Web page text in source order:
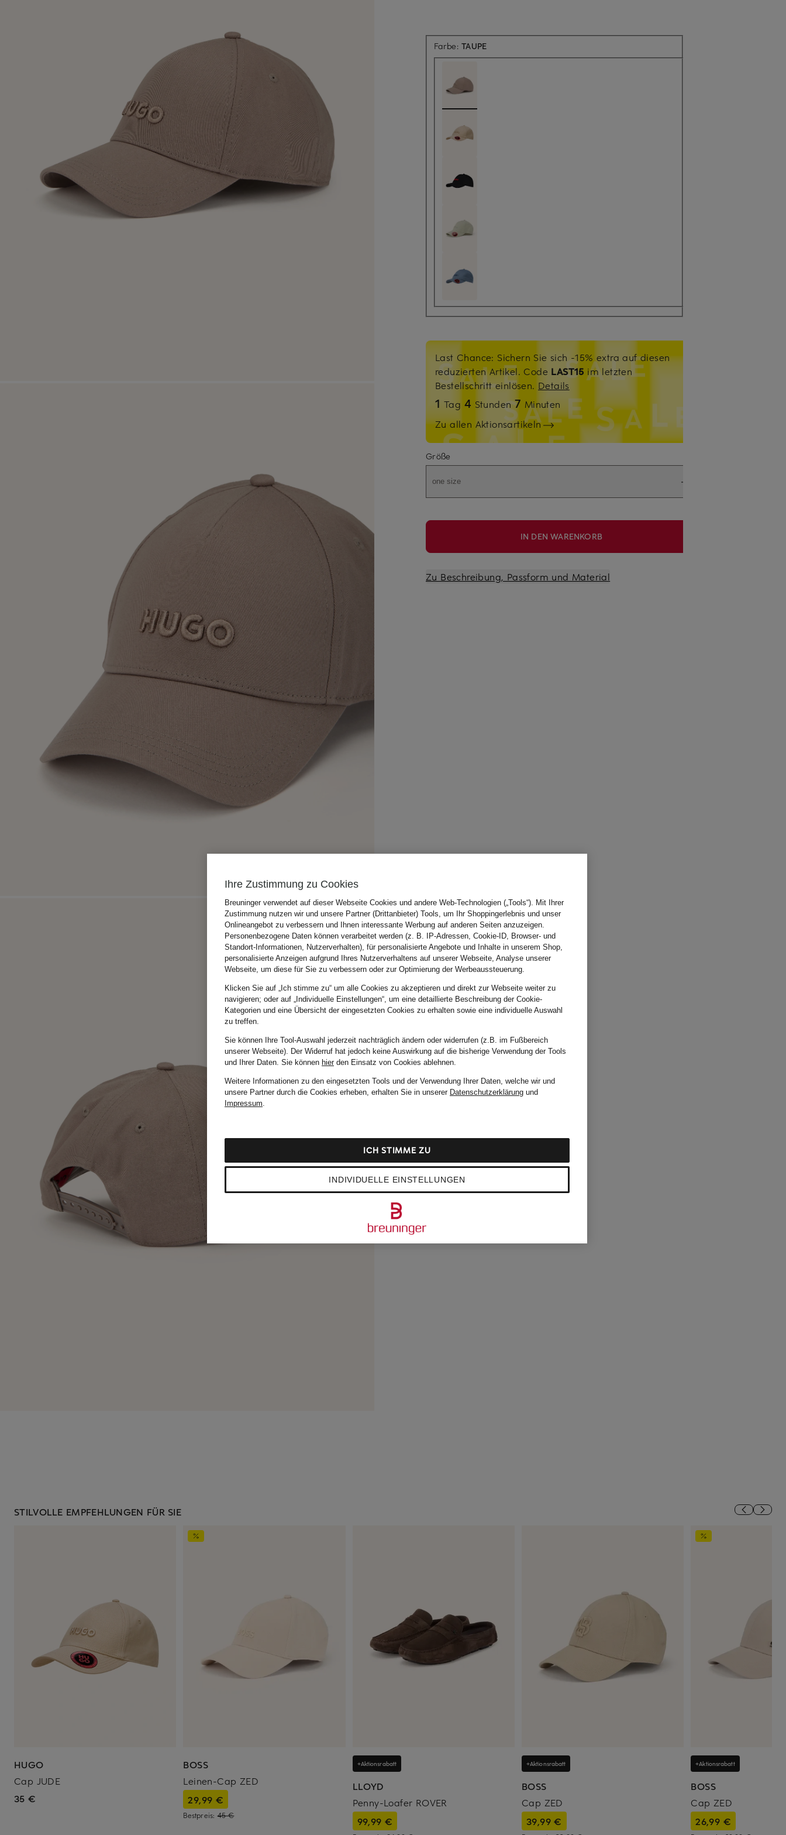
Farbe:TAUPE
Last Chance: Sichern Sie sich -15% extra auf diesen
reduzierten Artikel. Code LAST15 im letzten
Bestellschritt einlösen. Details
1 Tag 4 Stunden7 Minuten
Zu allen Aktionsartikeln
Größe
one size
IN DEN WARENKORB
Zu Beschreibung, Passform und Material
STILVOLLE EMPFEHLUNGEN FÜR SIE
HUGO
Cap JUDE
35 €
BOSS
Leinen-Cap ZED
29,99 €
Bestpreis:45 €
+Aktionsrabatt
LLOYD
Penny-Loafer ROVER
99,99 €
+Aktionsrabatt
BOSS
Cap ZED
39,99 €
+Aktionsrabatt
BOSS
Cap ZED
26,99 €
Ihre Zustimmung zu Cookies
Breuninger verwendet auf dieser Webseite Cookies und andere Web-Technologien („Tools“). Mit Ihrer
Zustimmung nutzen wir und unsere Partner (Drittanbieter) Tools, um Ihr Shoppingerlebnis und unser
Onlineangebot zu verbessern und Ihnen interessante Werbung auf anderen Seiten anzuzeigen.
Personenbezogene Daten können verarbeitet werden (z. B. IP-Adressen, Cookie-ID, Browser- und
Standort-Informationen, Nutzerverhalten), für personalisierte Angebote und Inhalte in unserem Shop,
personalisierte Anzeigen aufgrund Ihres Nutzerverhaltens auf unserer Webseite, Analyse unserer
Webseite, um diese für Sie zu verbessern oder zur Optimierung der Werbeaussteuerung.
Klicken Sie auf „Ich stimme zu“ um alle Cookies zu akzeptieren und direkt zur Webseite weiter zu
navigieren; oder auf „Individuelle Einstellungen“, um eine detaillierte Beschreibung der Cookie-
Kategorien und eine Übersicht der eingesetzten Cookies zu erhalten sowie eine individuelle Auswahl
zu treffen.
Sie können Ihre Tool-Auswahl jederzeit nachträglich ändern oder widerrufen (z.B. im Fußbereich
unserer Webseite). Der Widerruf hat jedoch keine Auswirkung auf die bisherige Verwendung der Tools
und Ihrer Daten. Sie können hierden Einsatz von Cookies ablehnen.
Weitere Informationen zu den eingesetzten Tools und der Verwendung Ihrer Daten, welche wir und
unsere Partner durch die Cookies erheben, erhalten Sie in unserer Datenschutzerklärung und
Impressum.
INDIVIDUELLE EINSTELLUNGEN
ICH STIMME ZU